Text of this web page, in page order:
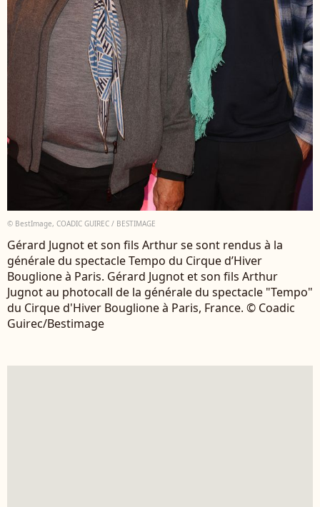
© BestImage, COADIC GUIREC / BESTIMAGE
Gérard Jugnot et son fils Arthur se sont rendus à la
générale du spectacle Tempo du Cirque d’Hiver
Bouglione à Paris. Gérard Jugnot et son fils Arthur
Jugnot au photocall de la générale du spectacle "Tempo"
du Cirque d'Hiver Bouglione à Paris, France. © Coadic
Guirec/Bestimage